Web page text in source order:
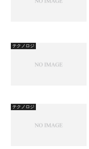
テクノロジ
テクノロジ